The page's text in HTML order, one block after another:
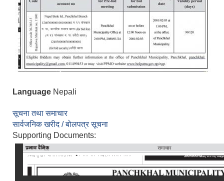
Language Nepali
सूचना तथा समाचार
सार्वजनिक खरीद / बोलपत्र सूचना
Supporting Documents: